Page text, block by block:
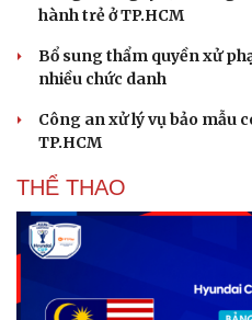
hành trẻ ở TP.HCM
Bổ sung thẩm quyền xử
nhiều chức danh
Công an xử lý vụ bảo mẫu
TP.HCM
THỂ THAO